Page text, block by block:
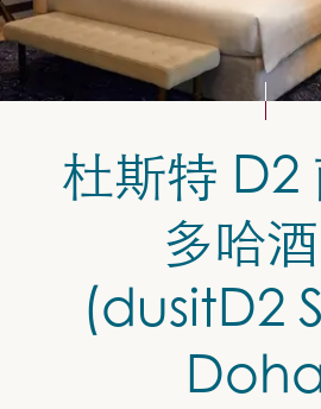
规划行程
卡塔尔住宿
杜斯特 D2 萨尔瓦多哈酒店
杜斯特 D2
多哈
(dusitD2